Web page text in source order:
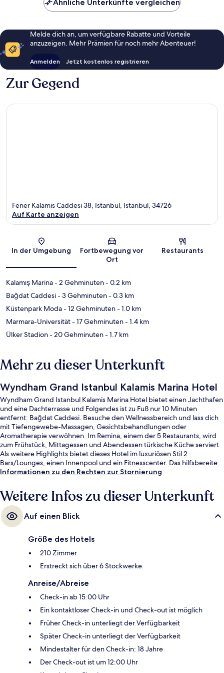
Ähnliche Unterkünfte vergleichen
Melde dich an, um verfügbare Rabatte und Vorteile
anzuzeigen. Mehr Prämien für noch mehr Abenteuer!
Anmelden Jetzt kostenlos registrieren
Zur Gegend
Karte
Fener Kalamis Caddesi 38, Istanbul, Istanbul, 34726
Auf Karte anzeigen
In der Umgebung
Fortbewegung vor
Ort
Restaurants
Kalamış Marina- 2 Gehminuten- 0.2 km
Bağdat Caddesi- 3 Gehminuten- 0.3 km
Küstenpark Moda- 12 Gehminuten- 1.0 km
Marmara-Universität- 17 Gehminuten- 1.4 km
Ülker Stadion- 20 Gehminuten- 1.7 km
Mehr zu dieser Unterkunft
Wyndham Grand Istanbul Kalamis Marina Hotel
Wyndham Grand Istanbul Kalamis Marina Hotel bietet einen Jachthafen
und eine Dachterrasse und Folgendes ist zu Fuß nur 10 Minuten
entfernt: Bağdat Caddesi. Besuche den Wellnessbereich und lass dich
mit Tiefengewebe-Massagen, Gesichtsbehandlungen oder
Aromatherapie verwöhnen. Im Remina, einem der 5 Restaurants, wird
zum Frühstück, Mittagessen und Abendessen türkische Küche serviert.
Als weitere Highlights bietet dieses Hotel im luxuriösen Stil 2
Bars/Lounges, einen Innenpool und ein Fitnesscenter. Das hilfsbereite
Personal und die Lage erhalten tolle Bewertungen von anderen
Informationen zu den Rechten zur Stornierung
Weitere Infos zu dieser Unterkunft
Auf einen Blick
Größe des Hotels
210 Zimmer
Erstreckt sich über 6 Stockwerke
Anreise/Abreise
Check-in ab 15:00 Uhr
Ein kontaktloser Check-in und Check-out ist möglich
Früher Check-in unterliegt der Verfügbarkeit
Später Check-in unterliegt der Verfügbarkeit
Mindestalter für den Check-in: 18 Jahre
Der Check-out ist um 12:00 Uhr